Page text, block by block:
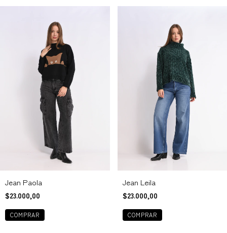
Jean Paola
$23.000,00
COMPRAR
Jean Leila
$23.000,00
COMPRAR